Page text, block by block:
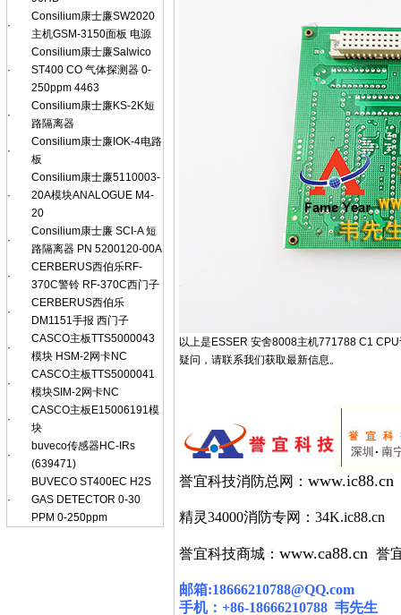
·
Consilium康士廉SW2020
主机GSM-3150面板 电源
·
Consilium康士廉Salwico
ST400 CO 气体探测器 0-
250ppm 4463
·
Consilium康士廉KS-2K短
路隔离器
·
Consilium康士廉IOK-4电路
板
·
Consilium康士廉5110003-
20A模块ANALOGUE M4-
20
·
Consilium康士廉 SCI-A 短
路隔离器 PN 5200120-00A
·
CERBERUS西伯乐RF-
370C警铃 RF-370C西门子
·
CERBERUS西伯乐
DM1151手报 西门子
·
CASCO主板TTS5000043
模块 HSM-2网卡NC
·
CASCO主板TTS5000041
模块SIM-2网卡NC
·
CASCO主板E15006191模
块
·
buveco传感器HC-IRs
(639471)
·
BUVECO ST400EC H2S
GAS DETECTOR 0-30
PPM 0-250ppm
以上是ESSER 安舍8008主机771788 C1
疑问，请联系我们获取最新信息。
誉宜科技消防总网： www.ic88.cn
精灵34000消防专网：34K.ic88.cn
誉宜科技商城： www.ca88.cn 誉
邮箱:18666210788@QQ.com
手机： +86-18666210788 韦先生